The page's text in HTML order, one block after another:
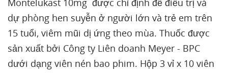
Montelukast 10mg được chỉ định để điều trị và
dự phòng hen suyễn ở người lớn và trẻ em trên
15 tuổi, viêm mũi dị ứng theo mùa. Thuốc được
sản xuất bởi Công ty Liên doanh Meyer - BPC
dưới dạng viên nén bao phim. Hộp 3 vỉ x 10 viên